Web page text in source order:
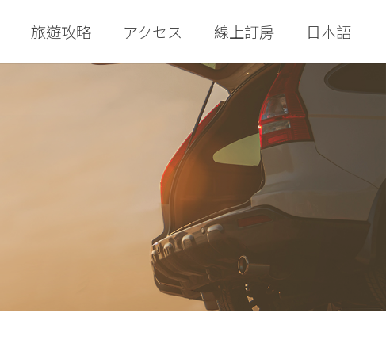
旅遊攻略 アクセス 線上訂房 日本語